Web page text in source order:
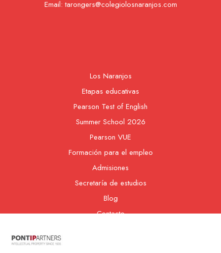
Email:tarongers@colegiolosnaranjos.com
Los Naranjos
Etapas educativas
Pearson Test of English
Summer School 2026
Pearson VUE
Formación para el empleo
Admisiones
Secretaría de estudios
Blog
Contacto